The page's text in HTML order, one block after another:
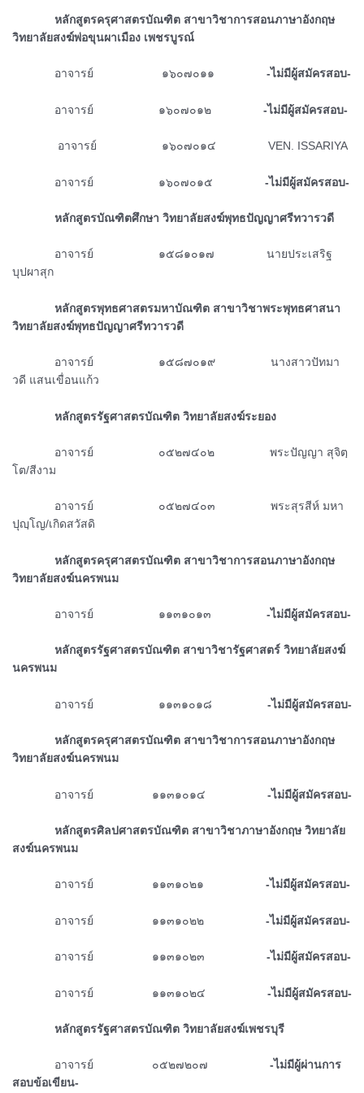
ᅠᅠᅠᅠหลักสูตรครุศาสตรบัณฑิต สาขาวิชาการสอนภาษาอังกฤษ
วิทยาลัยสงฆ์พ่อขุนผาเมือง เพชรบูรณ์
ᅠᅠᅠᅠอาจารย์ ๑๖๐๗๐๑๑ -ไม่มีผู้สมัครสอบ-
ᅠᅠᅠᅠอาจารย์ ๑๖๐๗๐๑๒ -ไม่มีผู้สมัครสอบ-
ᅠᅠᅠᅠ อาจารย์ ๑๖๐๗๐๑๔ VEN. ISSARIYA
ᅠᅠᅠᅠอาจารย์ ๑๖๐๗๐๑๕ -ไม่มีผู้สมัครสอบ-
ᅠᅠᅠᅠหลักสูตรบัณฑิตศึกษา วิทยาลัยสงฆ์พุทธปัญญาศรีทวารวดี
ᅠᅠᅠᅠอาจารย์ ๑๕๘๑๐๑๗
นายประเสริฐ
บุปผาสุก
ᅠᅠᅠᅠหลักสูตรพุทธศาสตรมหาบัณฑิต สาขาวิชาพระพุทธศาสนา
วิทยาลัยสงฆ์พุทธปัญญาศรีทวารวดี
ᅠᅠᅠᅠอาจารย์ ๑๕๘๗๐๑๙
นางสาวปัทมา
วดี แสนเขื่อนแก้ว
ᅠᅠᅠᅠหลักสูตรรัฐศาสตรบัณฑิต วิทยาลัยสงฆ์ระยอง
ᅠᅠᅠᅠอาจารย์ ๐๕๒๗๔๐๒ พระปัญญา สุจิตฺ
โต/สีงาม
ᅠᅠᅠᅠอาจารย์ ๐๕๒๗๔๐๓ พระสุรสีห์ มหา
ปุญฺโญ/เกิดสวัสดิ
ᅠᅠᅠᅠหลักสูตรครุศาสตรบัณฑิต สาขาวิชาการสอนภาษาอังกฤษ
วิทยาลัยสงฆ์นครพนม
ᅠᅠᅠᅠอาจารย์ ๑๑๓๑๐๑๓ -ไม่มีผู้สมัครสอบ-
ᅠᅠᅠᅠหลักสูตรรัฐศาสตรบัณฑิต สาขาวิชารัฐศาสตร์ วิทยาลัยสงฆ์
นครพนม
ᅠᅠᅠᅠอาจารย์ ๑๑๓๑๐๑๘ -ไม่มีผู้สมัครสอบ-
ᅠᅠᅠᅠหลักสูตรครุศาสตรบัณฑิต สาขาวิชาการสอนภาษาอังกฤษ
วิทยาลัยสงฆ์นครพนม
ᅠᅠᅠᅠอาจารย์ ๑๑๓๑๐๑๔ -ไม่มีผู้สมัครสอบ-
ᅠᅠᅠᅠหลักสูตรศิลปศาสตรบัณฑิต สาขาวิชาภาษาอังกฤษ วิทยาลัย
สงฆ์นครพนม
ᅠᅠᅠᅠอาจารย์ ๑๑๓๑๐๒๑ -ไม่มีผู้สมัครสอบ-
อาจารย์ ๑๑๓๑๐๒๒ -ไม่มีผู้สมัครสอบ-
ᅠᅠᅠᅠอาจารย์ ๑๑๓๑๐๒๓ -ไม่มีผู้สมัครสอบ-
ᅠᅠᅠᅠอาจารย์ ๑๑๓๑๐๒๔ -ไม่มีผู้สมัครสอบ-
ᅠᅠᅠᅠหลักสูตรรัฐศาสตรบัณฑิต วิทยาลัยสงฆ์เพชรบุรี
ᅠᅠᅠᅠอาจารย์ ๐๕๒๗๒๐๗
-ไม่มีผู้ผ่านการ
สอบข้อเขียน-